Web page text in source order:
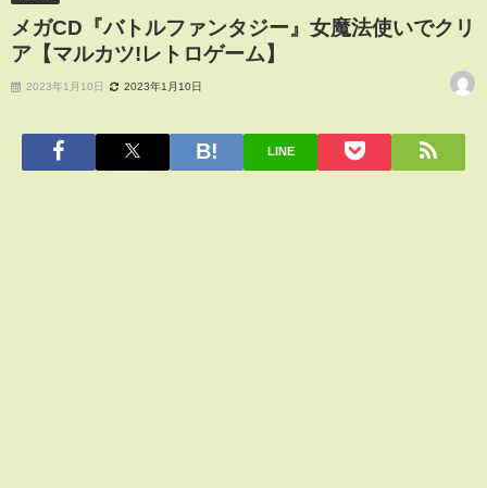
メガCD『バトルファンタジー』女魔法使いでクリ
ア【マルカツ!レトロゲーム】
2023年1月10日 2023年1月10日
LINE